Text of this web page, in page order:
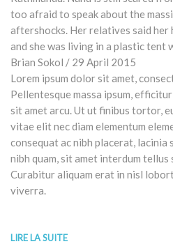
Lorem ipsum dolor sit amet,
Pellentesque massa ipsum,
sit amet arcu. Ut ut finibus tortor,
vitae elit nec diam elementum
consequat ac nibh placerat,
nibh quam, sit amet interdum
Curabitur aliquam erat in nisl
viverra.
LIRE LA SUITE